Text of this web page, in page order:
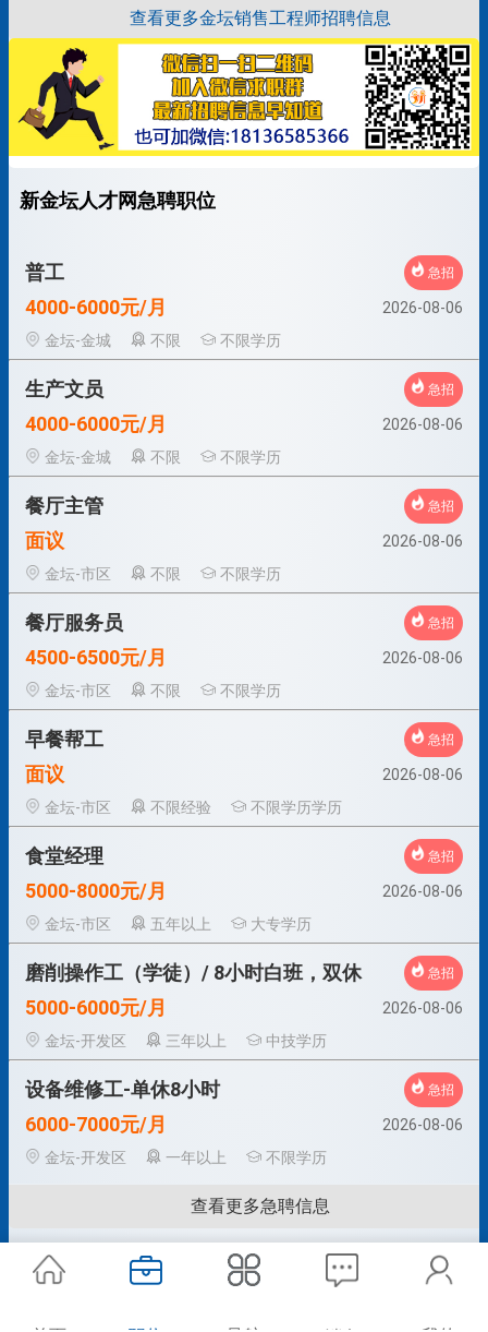
查看更多金坛销售工程师招聘信息
新金坛人才网急聘职位
普工 急招
4000-6000元/月
2026-08-06
金坛-金城
不限 不限学历
生产文员 急招
4000-6000元/月
2026-08-06
金坛-金城
不限 不限学历
餐厅主管 急招
面议
2026-08-06
金坛-市区
不限 不限学历
餐厅服务员 急招
4500-6500元/月
2026-08-06
金坛-市区
不限 不限学历
早餐帮工 急招
面议
2026-08-06
金坛-市区
不限经验 不限学历学历
食堂经理 急招
5000-8000元/月
2026-08-06
金坛-市区
五年以上 大专学历
磨削操作工（学徒）/ 8小时白班，双休 急招
5000-6000元/月
2026-08-06
金坛-开发区
三年以上 中技学历
设备维修工-单休8小时 急招
6000-7000元/月
2026-08-06
金坛-开发区
一年以上 不限学历
查看更多急聘信息